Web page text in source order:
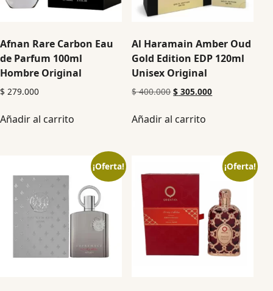
Afnan Rare Carbon Eau
de Parfum 100ml
Hombre Original
$ 279.000
Añadir al carrito
Al Haramain Amber Oud
Gold Edition EDP 120ml
Unisex Original
$400.000 $ 305.000
Añadir al carrito
¡Oferta! ¡Oferta!